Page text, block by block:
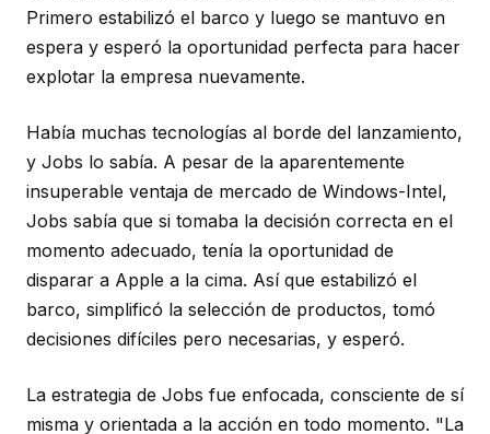
Primero estabilizó el barco y luego se mantuvo en
espera y esperó la oportunidad perfecta para hacer
explotar la empresa nuevamente.
Había muchas tecnologías al borde del lanzamiento,
y Jobs lo sabía. A pesar de la aparentemente
insuperable ventaja de mercado de Windows-Intel,
Jobs sabía que si tomaba la decisión correcta en el
momento adecuado, tenía la oportunidad de
disparar a Apple a la cima. Así que estabilizó el
barco, simplificó la selección de productos, tomó
decisiones difíciles pero necesarias, y esperó.
La estrategia de Jobs fue enfocada, consciente de sí
misma y orientada a la acción en todo momento. "La